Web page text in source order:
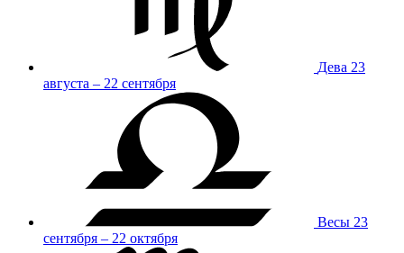
Дева 23
августа – 22 сентября
Весы 23
сентября – 22 октября